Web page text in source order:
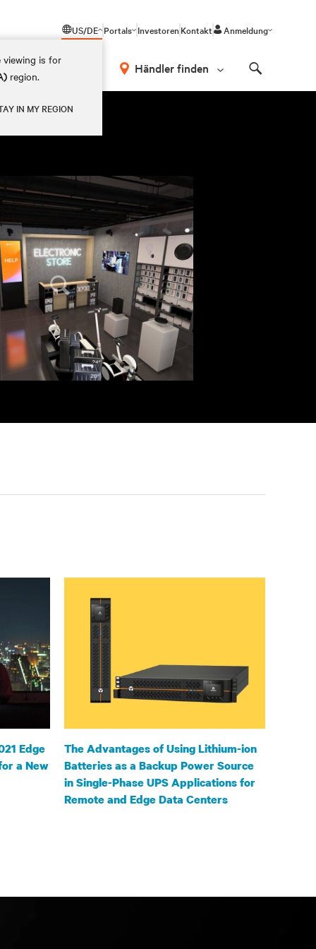
US/DE
viewing is for
region.
IN MY REGION
Portals InvestorenKontakt Anmeldung
Händler finden
Edge
a New
The Advantages of Using Lithium-ion
Batteries as a Backup Power Source
in Single-Phase UPS Applications for
Remote and Edge Data Centers